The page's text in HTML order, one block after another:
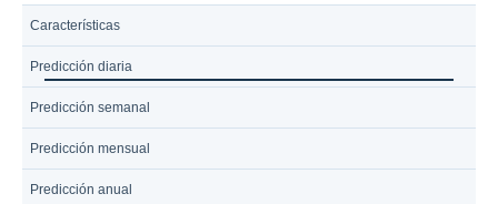
Características
Predicción diaria
Predicción semanal
Predicción mensual
Predicción anual